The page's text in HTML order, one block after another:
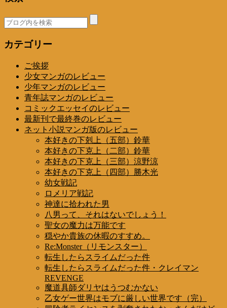
カテゴリー
ご挨拶
少女マンガのレビュー
少年マンガのレビュー
青年誌マンガのレビュー
コミックエッセイのレビュー
最新刊で最終巻のレビュー
ネット小説マンガ版のレビュー
本好きの下剋上（五部）鈴華
本好きの下克上（二部）鈴華
本好きの下克上（三部）涼野涼
本好きの下克上（四部）勝木光
幼女戦記
ロメリア戦記
神達に拾われた男
八男って、それはないでしょう！
聖女の魔力は万能です
穏やか貴族の休暇のすすめ。
Re:Monster（リモンスター）
転生したらスライムだった件
転生したらスライムだった件・クレイマン
REVENGE
魔道具師ダリヤはうつむかない
乙女ゲー世界はモブに厳しい世界です（完）